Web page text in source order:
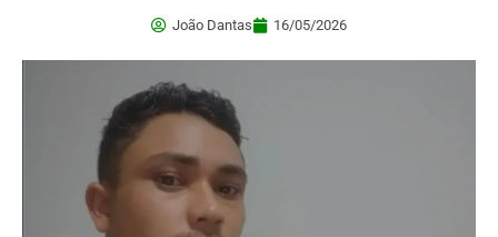
João Dantas 16/05/2026